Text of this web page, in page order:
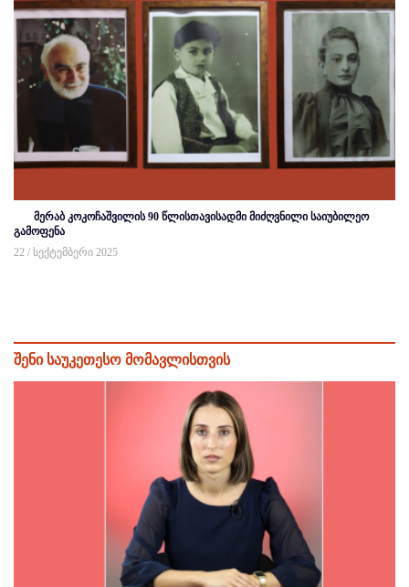
მერაბ კოკოჩაშვილის 90 წლისთავისადმი მიძღვნილი საიუბილეო
გამოფენა
22 / სექტემბერი 2025
შენი საუკეთესო მომავლისთვის